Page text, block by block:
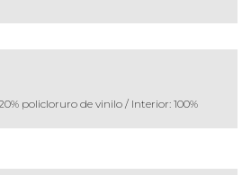
policloruro de vinilo / Interior: 100%